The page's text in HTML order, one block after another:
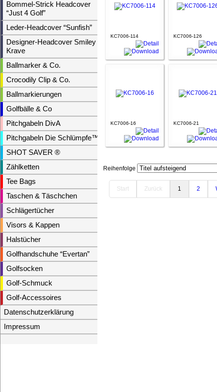
Bommel-Strick Headcover
“Just 4 Golf”
Leder-Headcover “Sunfish”
Designer-Headcover Smiley &
Krave
Ballmarker & Co.
Crocodily Clip & Co.
Ballmarkierungen
Golfbälle & Co
Pitchgabeln DivA
Pitchgabeln Die Schlümpfe™
SHOT SAVER ®
Zählketten
Tee Bags
Taschen & Täschchen
Schlägertücher
Visors & Kappen
Halstücher
Golfhandschuhe “Evertan”
Golfsocken
Golf-Schmuck
Golf-Accessoires
Datenschutzerklärung
Impressum
KC7006-114 KC7006-126
KC7006-16 KC7006-21
Reihenfolge
Start Zurück 1 2